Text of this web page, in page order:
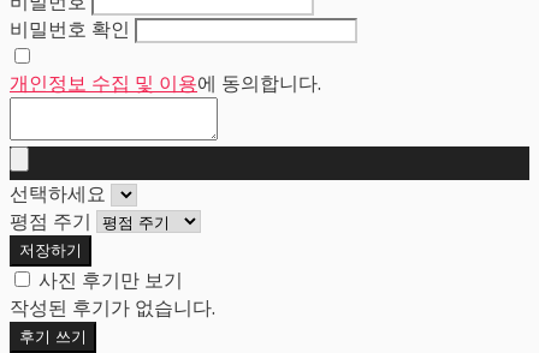
비밀번호 확인
개인정보 수집 및 이용에 동의합니다.
선택하세요
평점 주기
저장하기
사진 후기만 보기
작성된 후기가 없습니다.
후기 쓰기